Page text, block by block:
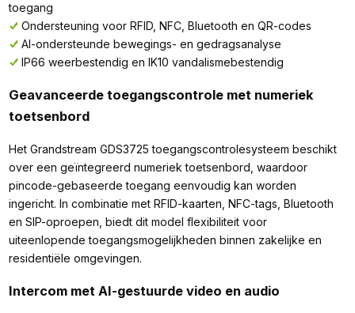
toegang
Ondersteuning voor RFID, NFC, Bluetooth en QR-codes
AI-ondersteunde bewegings- en gedragsanalyse
IP66 weerbestendig en IK10 vandalismebestendig
Geavanceerde toegangscontrole met numeriek
toetsenbord
Het Grandstream GDS3725 toegangscontrolesysteem beschikt
over een geïntegreerd numeriek toetsenbord, waardoor
pincode-gebaseerde toegang eenvoudig kan worden
ingericht. In combinatie met RFID-kaarten, NFC-tags, Bluetooth
en SIP-oproepen, biedt dit model flexibiliteit voor
uiteenlopende toegangsmogelijkheden binnen zakelijke en
residentiële omgevingen.
Intercom met AI-gestuurde video en audio